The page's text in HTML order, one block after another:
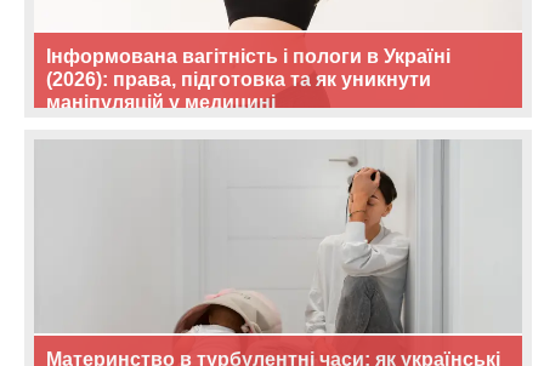
Інформована вагітність і пологи в Україні
(2026): права, підготовка та як уникнути
маніпуляцій у медицині
Материнство в турбулентні часи: як українські